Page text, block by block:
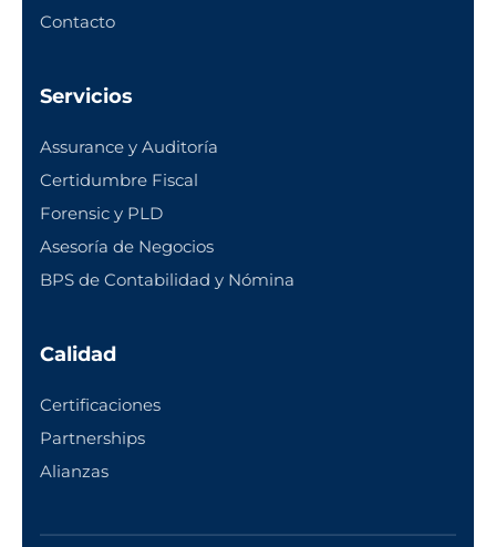
Contacto
Servicios
Assurance y Auditoría
Certidumbre Fiscal
Forensic y PLD
Asesoría de Negocios
BPS de Contabilidad y Nómina
Calidad
Certificaciones
Partnerships
Alianzas